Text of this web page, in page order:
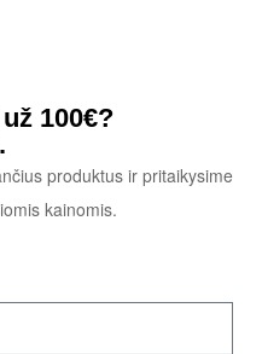
100€?
produktus ir pritaikysime
kainomis.